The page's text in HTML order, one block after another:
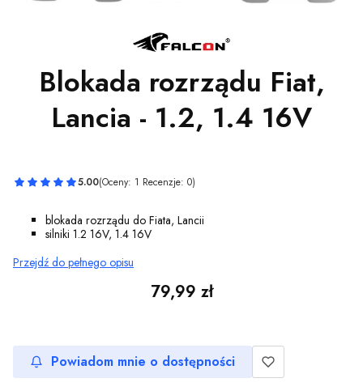
Blokada rozrządu Fiat,
Lancia - 1.2, 1.4 16V
5.00(Oceny: 1 Recenzje: 0)
blokada rozrządu do Fiata, Lancii
silniki 1.2 16V, 1.4 16V
Przejdź do pełnego opisu
Cena
79,99 zł
Powiadom mnie o dostępności